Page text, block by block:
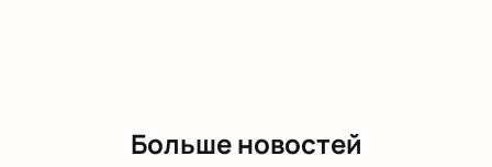
Больше новостей